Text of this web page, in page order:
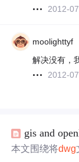
2012-
moolighttyf
解决没有，
2012-
gis and
本文围绕将dwg